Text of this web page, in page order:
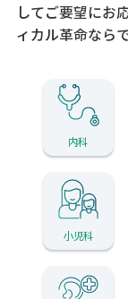
してご要望にお
ィカル革命なら
内科
小児科